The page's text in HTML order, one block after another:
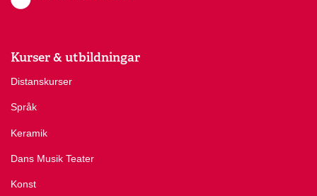
Kurser & utbildningar
Distanskurser
Språk
Keramik
Dans Musik Teater
Konst